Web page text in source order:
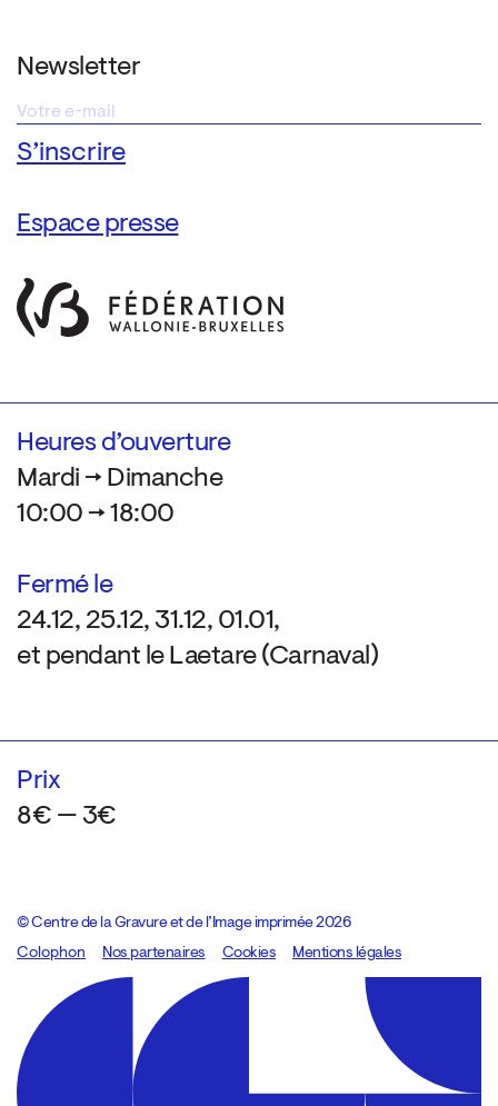
Newsletter
Espace presse
Heures d’ouverture
Mardi → Dimanche
10:00 → 18:00
Fermé le
24.12, 25.12, 31.12, 01.01,
et pendant le Laetare (Carnaval)
Prix
8€ — 3€
© Centre de la Gravure et de l’Image imprimée 2026
Colophon
Design:Marcel Kaczmarek, code:8080.studio
Nos partenaires Cookies Mentions légales